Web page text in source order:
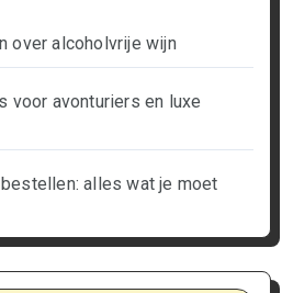
over alcoholvrije wijn
voor avonturiers en luxe
alles wat je moet